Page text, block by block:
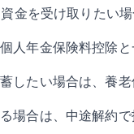
金を受け取りたい
人年金保険料控除
したい場合は、養
場合は、中途解約